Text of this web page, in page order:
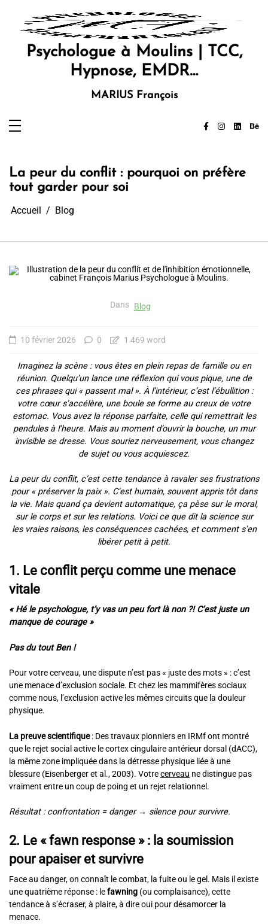
contenu
Psychologue à Moulins | TCC,
Hypnose, EMDR…
MARIUS François
La peur du conflit : pourquoi on préfère
tout garder pour soi
Accueil Blog
Dans Blog
10 février 2026 0 1 469 word
Imaginez la scène : vous êtes en plein repas de famille ou en
réunion. Quelqu’un lance une réflexion qui vous pique, une de
ces phrases qui « passent mal ». À l’intérieur, c’est l’ébullition :
votre cœur s’accélère, une boule se forme au creux de votre
estomac. Vous avez la réponse parfaite, celle qui remettrait les
pendules à l’heure. Mais au moment d’ouvrir la bouche, un mur
invisible se dresse. Vous souriez nerveusement, vous changez
de sujet ou vous acquiescez.
La peur du conflit, c’est cette tendance à ravaler ses frustrations
pour « préserver la paix ». C’est humain, souvent appris tôt dans
la vie. Mais quand ça devient automatique, ça pèse sur le moral,
sur le corps et sur les relations. Voici ce que dit la science sur
les vraies raisons, les conséquences cachées, et comment s’en
libérer petit à petit.
1. Le conflit perçu comme une menace
vitale
« Hé le psychologue, t’y vas un peu fort là non ?! C’est juste un
manque de courage »
Pas du tout Ben !
Pour votre cerveau, une dispute n’est pas « juste des mots » : c’est
une menace d’exclusion sociale. Et chez les mammifères sociaux
comme nous, l’exclusion active les mêmes circuits que la douleur
physique.
La preuve scientifique: Des travaux pionniers en IRMf ont montré
que le rejet social active le cortex cingulaire antérieur dorsal (dACC),
la même zone impliquée dans la détresse physique liée à une
blessure (Eisenberger et al., 2003). Votrecerveau ne distingue pas
vraiment entre un coup de poing et un rejet relationnel.
Résultat : confrontation = danger → silence pour survivre.
2. Le « fawn response » : la soumission
pour apaiser et survivre
Face au danger, on connaît le combat, la fuite ou le gel. Mais il existe
une quatrième réponse : lefawning (ou complaisance), cette
tendance à s’écraser, à plaire, à dire oui pour désamorcer la
menace.